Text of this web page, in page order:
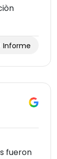
Informe
fueron